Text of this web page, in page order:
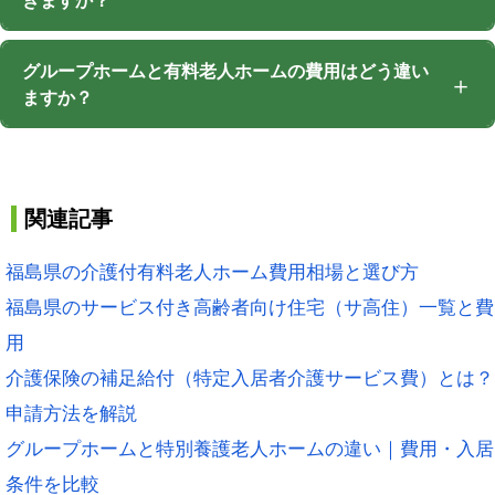
グループホームと有料老人ホームの費用はどう違い
ますか？
関連記事
福島県の介護付有料老人ホーム費用相場と選び方
福島県のサービス付き高齢者向け住宅（サ高住）一覧と費
用
介護保険の補足給付（特定入居者介護サービス費）とは？
申請方法を解説
グループホームと特別養護老人ホームの違い｜費用・入居
条件を比較